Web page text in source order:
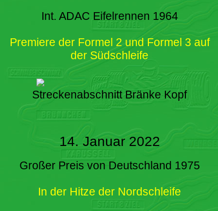
Int. ADAC Eifelrennen 1964
Premiere der Formel 2 und Formel 3 auf
der Südschleife
Streckenabschnitt Bränke Kopf
14. Januar 2022
Großer Preis von Deutschland 1975
In der Hitze der Nordschleife